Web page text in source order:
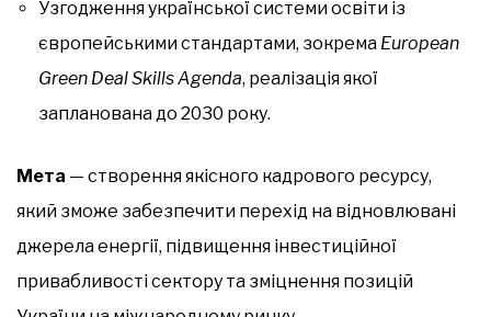
Узгодження української системи освіти із
європейськими стандартами, зокрема European
Green Deal Skills Agenda, реалізація якої
запланована до 2030 року.
Мета — створення якісного кадрового ресурсу,
який зможе забезпечити перехід на відновлювані
джерела енергії, підвищення інвестиційної
привабливості сектору та зміцнення позицій